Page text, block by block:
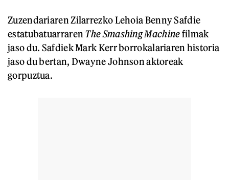
Zuzendariaren Zilarrezko Lehoia Benny Safdie
estatubatuarraren The Smashing Machinefilmak
jaso du. Safdiek Mark Kerr borrokalariaren historia
jaso du bertan, Dwayne Johnson aktoreak
gorpuztua.